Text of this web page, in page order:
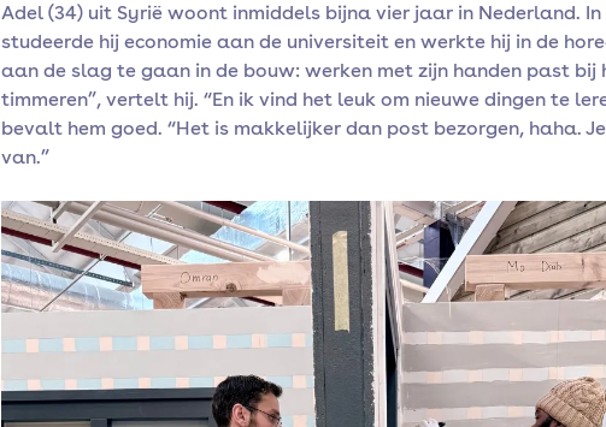
Adel (34) uit Syrië woont inmiddels bijna vier jaar in Nederland.
studeerde hij economie aan de universiteit en werkte hij in de
aan de slag te gaan in de bouw: werken met zijn handen past bij
timmeren”, vertelt hij. “En ik vind het leuk om nieuwe dingen te
bevalt hem goed. “Het is makkelijker dan post bezorgen, haha.
van.”